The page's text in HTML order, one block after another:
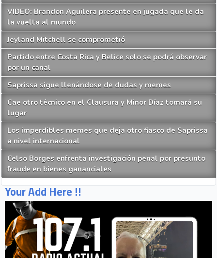
VIDEO: Brandon Aguilera presente en jugada que le da
la vuelta al mundo
Jeyland Mitchell se comprometió
Partido entre Costa Rica y Belice solo se podrá observar
por un canal
Saprissa sigue llenándose de dudas y memes
Cae otro técnico en el Clausura y Minor Díaz tomará su
lugar
Los imperdibles memes que deja otro fiasco de Saprissa
a nivel internacional
Celso Borges enfrenta investigación penal por presunto
fraude en bienes gananciales
Your Add Here !!